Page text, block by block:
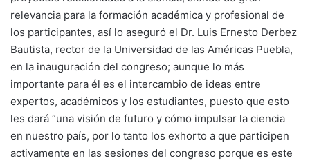
relevancia para la formación académica y profesional de
los participantes, así lo aseguró el Dr. Luis Ernesto Derbez
Bautista, rector de la Universidad de las Américas Puebla,
en la inauguración del congreso; aunque lo más
importante para él es el intercambio de ideas entre
expertos, académicos y los estudiantes, puesto que esto
les dará “una visión de futuro y cómo impulsar la ciencia
en nuestro país, por lo tanto los exhorto a que participen
activamente en las sesiones del congreso porque es este